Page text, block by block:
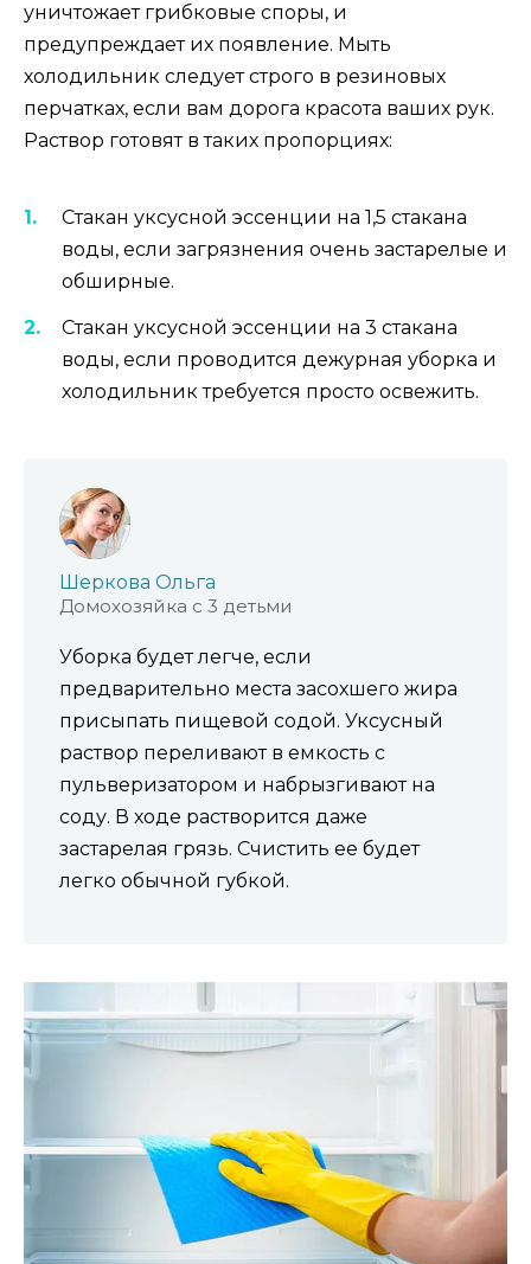
уничтожает грибковые споры, и
предупреждает их появление. Мыть
холодильник следует строго в резиновых
перчатках, если вам дорога красота ваших рук.
Раствор готовят в таких пропорциях:
Стакан уксусной эссенции на 1,5 стакана
воды, если загрязнения очень застарелые и
обширные.
Стакан уксусной эссенции на 3 стакана
воды, если проводится дежурная уборка и
холодильник требуется просто освежить.
Шеркова Ольга
Домохозяйка с 3 детьми
Уборка будет легче, если
предварительно места засохшего жира
присыпать пищевой содой. Уксусный
раствор переливают в емкость с
пульверизатором и набрызгивают на
соду. В ходе растворится даже
застарелая грязь. Счистить ее будет
легко обычной губкой.